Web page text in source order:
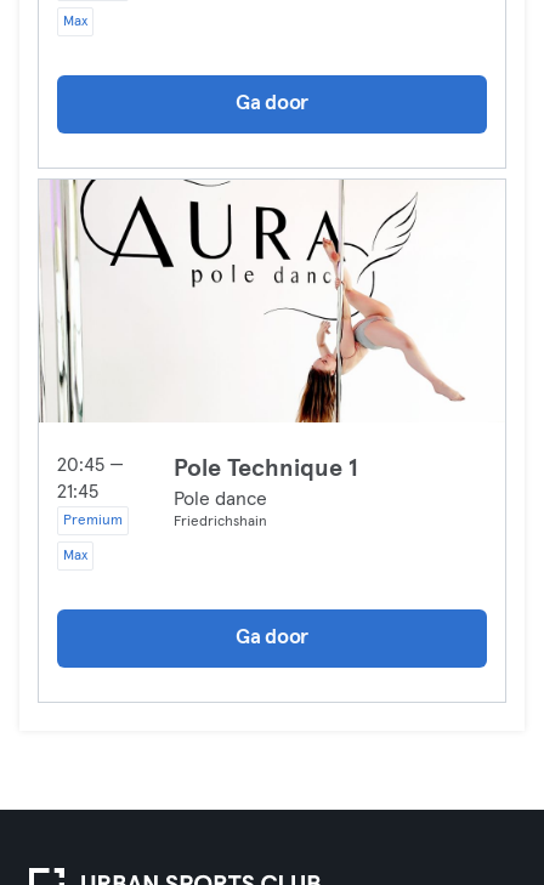
Max
Ga door
20:45 —
21:45
Premium
Max
Pole Technique 1
Pole dance
Friedrichshain
Ga door